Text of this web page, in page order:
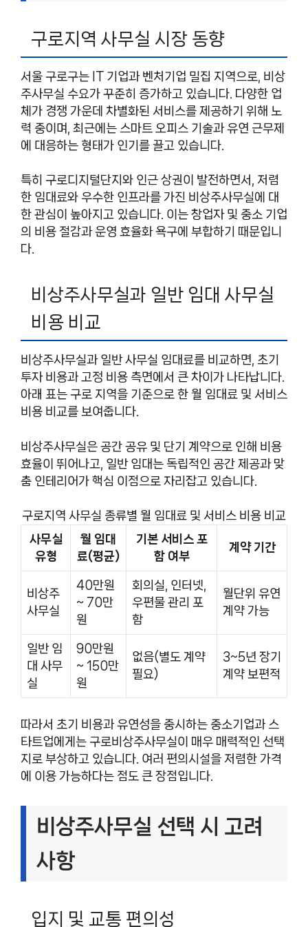
구로지역 사무실 시장 동향
서울 구로구는 IT 기업과 벤처기업 밀집 지역으로, 비상
주사무실 수요가 꾸준히 증가하고 있습니다. 다양한 업
체가 경쟁 가운데 차별화된 서비스를 제공하기 위해 노
력 중이며, 최근에는 스마트 오피스 기술과 유연 근무제
에 대응하는 형태가 인기를 끌고 있습니다.
특히 구로디지털단지와 인근 상권이 발전하면서, 저렴
한 임대료와 우수한 인프라를 가진 비상주사무실에 대
한 관심이 높아지고 있습니다. 이는 창업자 및 중소 기업
의 비용 절감과 운영 효율화 욕구에 부합하기 때문입니
다.
비상주사무실과 일반 임대 사무실
비용 비교
비상주사무실과 일반 사무실 임대료를 비교하면, 초기
투자 비용과 고정 비용 측면에서 큰 차이가 나타납니다.
아래 표는 구로 지역을 기준으로 한 월 임대료 및 서비스
비용 비교를 보여줍니다.
비상주사무실은 공간 공유 및 단기 계약으로 인해 비용
효율이 뛰어나고, 일반 임대는 독립적인 공간 제공과 맞
춤 인테리어가 핵심 이점으로 자리잡고 있습니다.
구로지역 사무실 종류별 월 임대료 및 서비스 비용 비교
사무실
유형
월 임대
료(평균)
기본 서비스 포
함 여부
계약 기간
비상주
사무실
40만원
~ 70만
원
회의실, 인터넷,
우편물 관리 포
함
월단위 유연
계약 가능
일반 임
대 사무
실
90만원
~ 150만
원
없음(별도 계약
필요)
3~5년 장기
계약 보편적
따라서 초기 비용과 유연성을 중시하는 중소기업과 스
타트업에게는 구로비상주사무실이 매우 매력적인 선택
지로 부상하고 있습니다. 여러 편의시설을 저렴한 가격
에 이용 가능하다는 점도 큰 장점입니다.
비상주사무실 선택 시 고려
사항
입지 및 교통 편의성